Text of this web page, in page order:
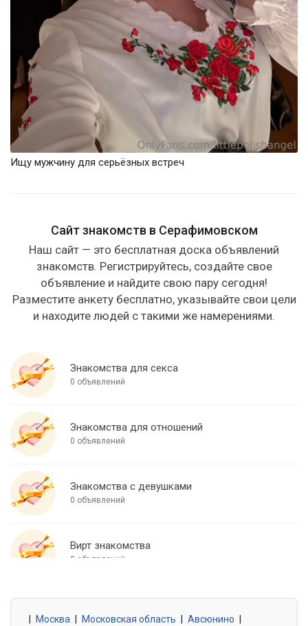
Ищу мужчину для серьёзных встреч
Сайт знакомств в Серафимовском
Наш сайт — это бесплатная доска объявлений
знакомств. Регистрируйтесь, создайте свое
объявление и найдите свою пару сегодня!
Разместите анкету бесплатно, указывайте свои цели
и находите людей с такими же намерениями.
Знакомства для секса
0 объявлений
Знакомства для отношений
0 объявлений
Знакомства с девушками
0 объявлений
Вирт знакомства
0 объявлений
0 объявлений
Москва Московская область Авсюнино